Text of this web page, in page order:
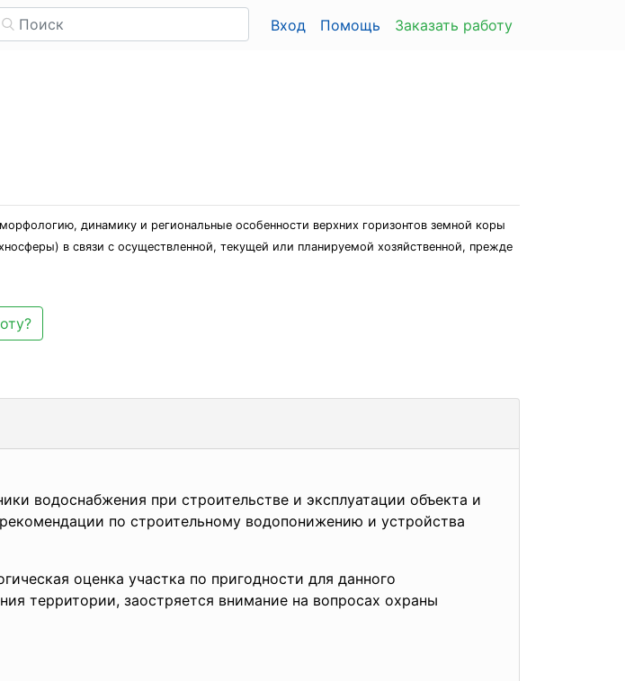
Вход Помощь Заказать работу
динамику и региональные особенности верхних горизонтов земной коры
в связи с осуществленной, текущей или планируемой хозяйственной, прежде
водоснабжения при строительстве и эксплуатации объекта и
по строительному водопонижению и устройства
оценка участка по пригодности для данного
территории, заостряется внимание на вопросах охраны